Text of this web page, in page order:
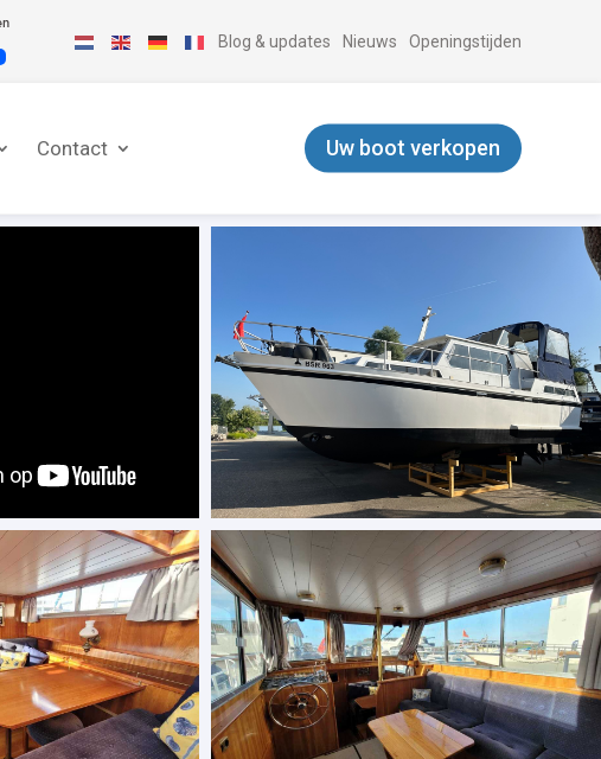
Blog & updates Nieuws Openingstijden
Contact Uw boot verkopen